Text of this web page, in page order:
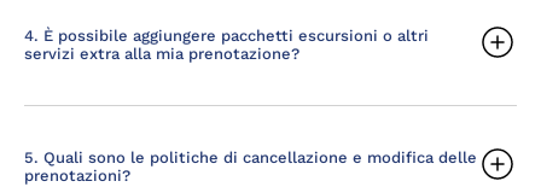
4. È possibile aggiungere pacchetti escursioni o altri
servizi extra alla mia prenotazione?
5. Quali sono le politiche di cancellazione e modifica delle
prenotazioni?